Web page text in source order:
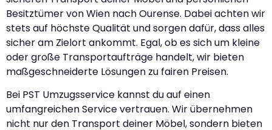
Besitztümer von Wien nach Ourense. Dabei achten wir
stets auf höchste Qualität und sorgen dafür, dass alles
sicher am Zielort ankommt. Egal, ob es sich um kleine
oder große Transportaufträge handelt, wir bieten
maßgeschneiderte Lösungen zu fairen Preisen.
Bei PST Umzugsservice kannst du auf einen
umfangreichen Service vertrauen. Wir übernehmen
nicht nur den Transport deiner Möbel, sondern bieten